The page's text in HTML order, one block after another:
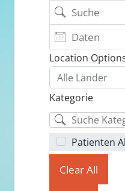
Suche
Daten
Location
Land
Kategorie
Kategorie
Patienten
Clear All